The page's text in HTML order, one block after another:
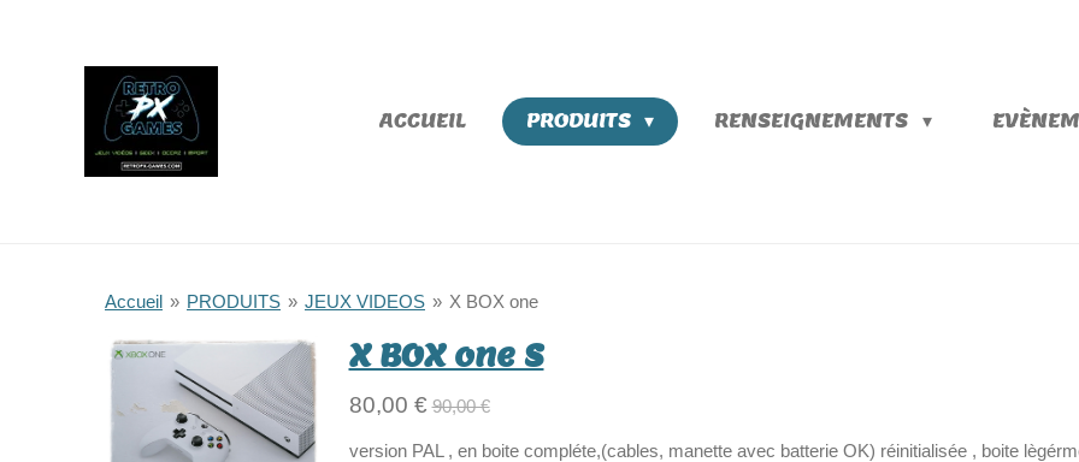
ACCUEIL PRODUITS RENSEIGNEMENTS
Accueil » PRODUITS » JEUX VIDEOS » X BOX one
X BOX one S
80,00 € 90,00 €
version PAL , en boite compléte,(cables, manette avec batterie OK) réinitialisée , boite